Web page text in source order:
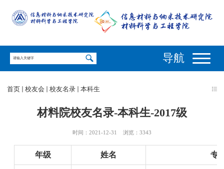
导航
首页 校友会 校友名录 本科生
材料院校友名录-本科生-2017级
时间：2021-12-31 浏览： 3343
年级 姓名 专